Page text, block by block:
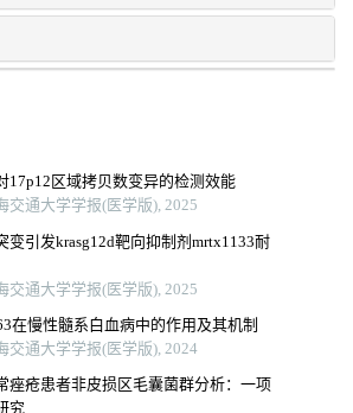
17p12区域拷贝数变异的检测效能
交通大学学报(医学版), 2025
变引发krasg12d靶向抑制剂mrtx1133耐
交通大学学报(医学版), 2025
在慢性髓系白血病中的作用及其机制
交通大学学报(医学版), 2024
痤疮患者非皮损区毛囊菌群分析：一项
究